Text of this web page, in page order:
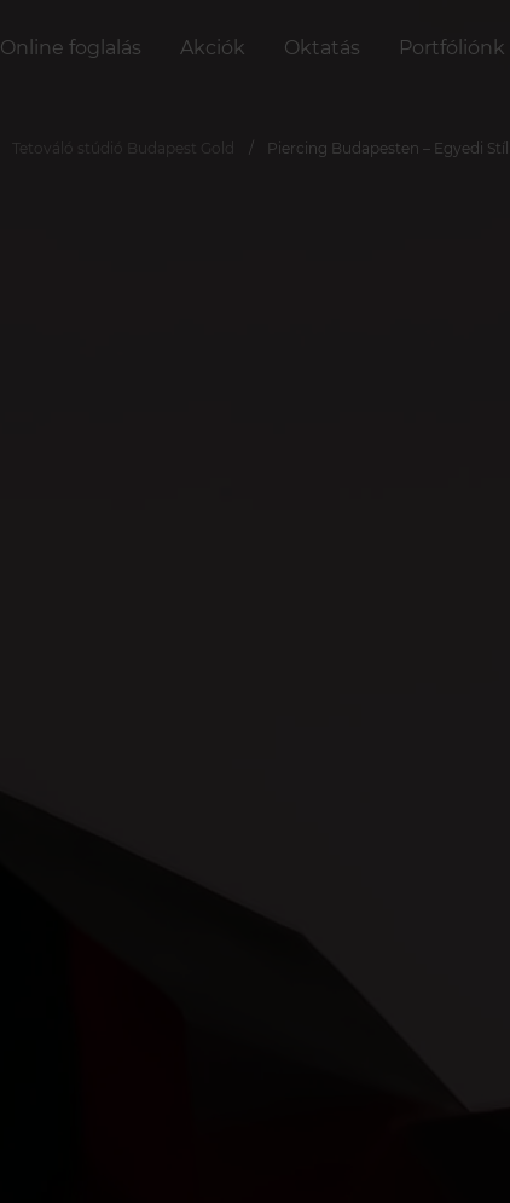
Online foglalás Akciók Oktatás Portfóliónk
Tetováló stúdió Budapest Gold Piercing Budapesten – Egyedi